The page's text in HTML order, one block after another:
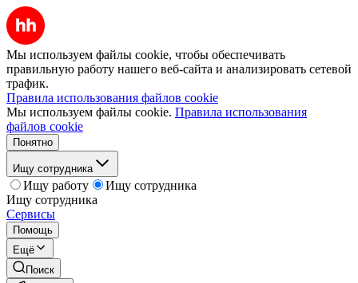
Мы используем файлы cookie, чтобы обеспечивать
правильную работу нашего веб-сайта и анализировать сетевой
трафик.
Правила использования файлов cookie
Мы используем файлы cookie. Правила использования
файлов cookie
Понятно
Ищу сотрудника
Ищу работу
Ищу сотрудника
Ищу сотрудника
Сервисы
Помощь
Ещё
Поиск